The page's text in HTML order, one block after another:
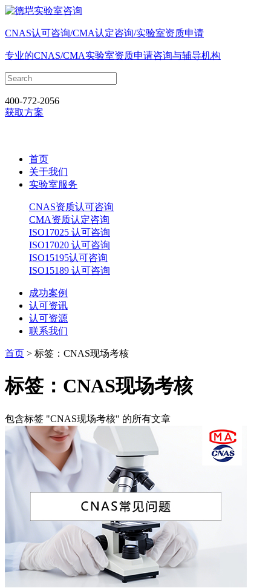
CNAS认可咨询/CMA认定咨询/实验室资质申请
专业的CNAS/CMA实验室资质申请咨询与辅导机构
400-772-2056
获取方案
首页
关于我们
实验室服务
CNAS资质认可咨询
CMA资质认定咨询
ISO17025 认可咨询
ISO17020 认可咨询
ISO15195认可咨询
ISO15189 认可咨询
成功案例
认可资讯
认可资源
联系我们
首页 > 标签：CNAS现场考核
标签：CNAS现场考核
包含标签 "CNAS现场考核" 的所有文章